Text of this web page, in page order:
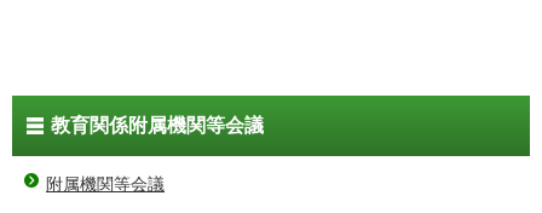
教育関係附属機関等会議
附属機関等会議